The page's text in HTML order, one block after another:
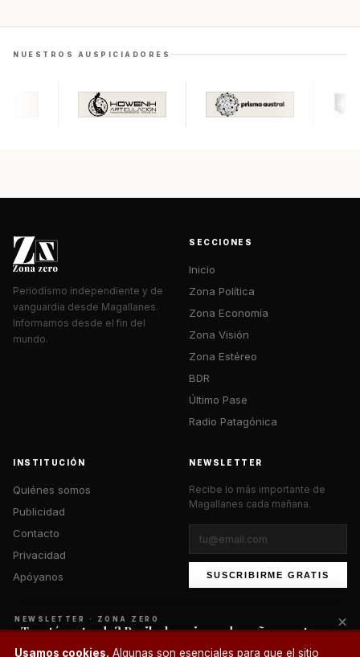
NUESTROS AUSPICIADORES
Periodismo independiente y de
vanguardia desde Magallanes.
Informamos desde el fin del
mundo.
SECCIONES
Inicio
Zona Política
Zona Economía
Zona Visión
Zona Estéreo
BDR
Último Pase
Radio Patagónica
INSTITUCIÓN
Quiénes somos
Publicidad
Contacto
Privacidad
Apóyanos
NEWSLETTER
Recibe lo más importante de
Magallanes cada mañana.
SUSCRIBIRME GRATIS
© 2026 Zona Zero Media. Todos los derechos reservados.
Usamos cookies. Algunas son esenciales para que el sitio
NEWSLETTER · ZONA ZERO
¿Te está gustando? Recibe lo mejor cada mañana en tu
correo.
×